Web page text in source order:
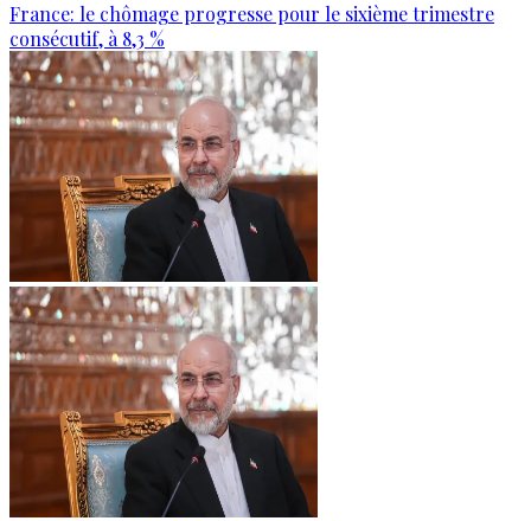
France: le chômage progresse pour le sixième trimestre
consécutif, à 8,3 %